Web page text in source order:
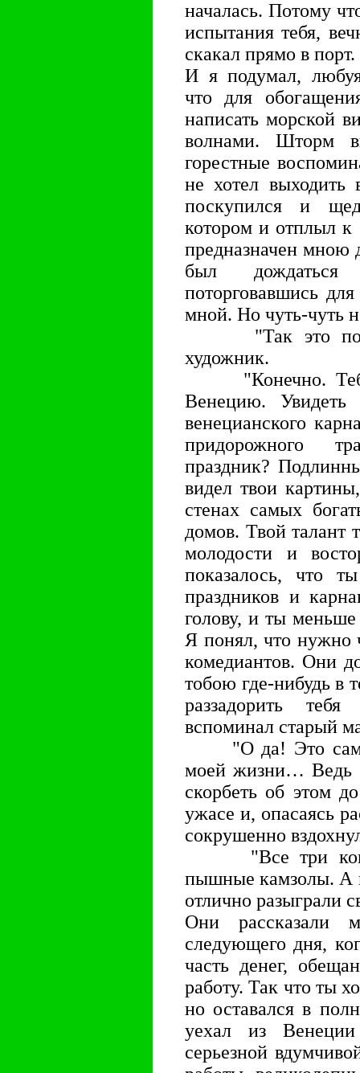
началась. Потому
испытания тебя,
скакал прямо в
И я подумал,
что для
написать морской
волнами. Шторм
горестные
не хотел
поскупился и
котором и отплыл
предназначен мною
был
поторговавшись
мной. Но чуть-чуть
"Так это
художник.
"Конечно. Тебе
Венецию. Увидеть
венецианского
придорожного
праздник?
видел твои
стенах самых
домов. Твой талант
молодости и
показалось, что
праздников и
голову, и ты
Я понял, что нужно
комедиантов. Они
тобою где-нибудь в
раззадорить
вспоминал старый
"О да! Это
моей жизни… Ведь
скорбеть об этом
ужасе и, опасаясь
сокрушенно
"Все три
пышные камзолы. А
отлично разыграли
Они рассказали
следующего дня,
часть денег,
работу. Так что ты
но оставался в
уехал из
серьезной